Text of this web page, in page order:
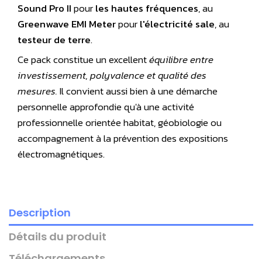
Sound Pro IIpourles hautes fréquences, au
Greenwave EMI Meterpourl'électricité sale, au
testeur de terre.
Ce pack constitue un excellentéquilibre entre
investissement, polyvalence et qualité des
mesures.Il convient aussi bien à une démarche
personnelle approfondie qu'à une activité
professionnelle orientée habitat, géobiologie ou
accompagnement à la prévention des expositions
électromagnétiques.
Description
Détails du produit